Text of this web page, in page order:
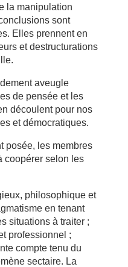
la manipulation
sont
Elles prennent en
et destructurations
aveugle
de pensée et les
découlent pour nos
et démocratiques.
posée, les membres
coopérer selon les
philosophique et
en tenant
situations à traiter ;
professionnel ;
compte tenu du
sectaire. La